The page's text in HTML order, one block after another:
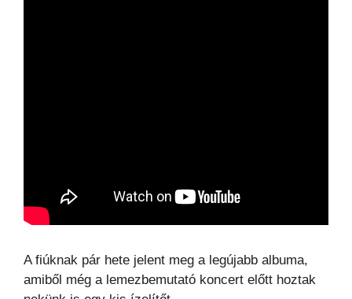
A fiúknak pár hete jelent meg a legújabb albuma,
amiből még a lemezbemutató koncert előtt hoztak